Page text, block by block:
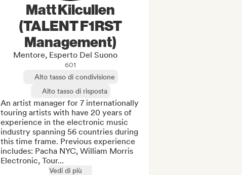
Matt Kilcullen
(TALENT F1RST
Management)
Mentore, Esperto Del Suono
601
Alto tasso di condivisione
Alto tasso di risposta
An artist manager for 7 internationally
touring artists with have 20 years of
experience in the electronic music
industry spanning 56 countries during
this time frame. Previous experience
includes: Pacha NYC, William Morris
Electronic, Tour...
Vedi di più